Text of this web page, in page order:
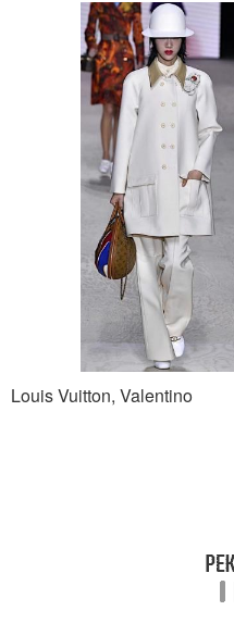
Louis Vuitton, Valentino